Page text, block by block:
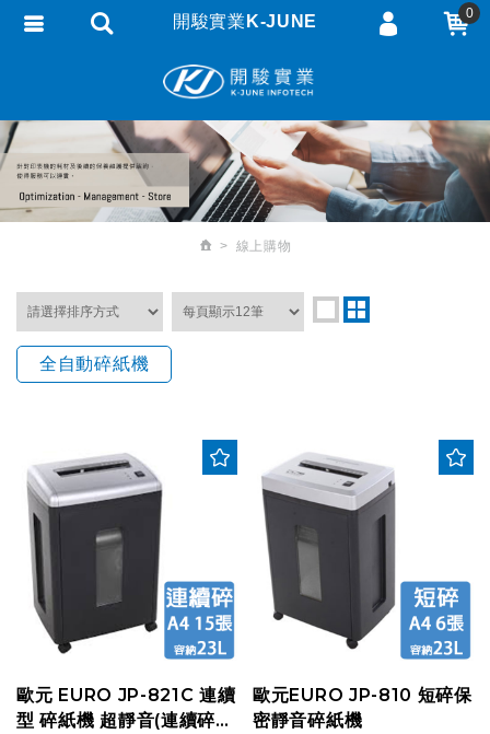
線上購物
全自動碎紙機
歐元 EURO JP-821C 連續
型 碎紙機 超靜音(連續碎紙
歐元EURO JP-810 短碎保
密靜音碎紙機
開駿實業K-JUNE 0
會員登入
忘記密碼
訂單查詢
繁體中文